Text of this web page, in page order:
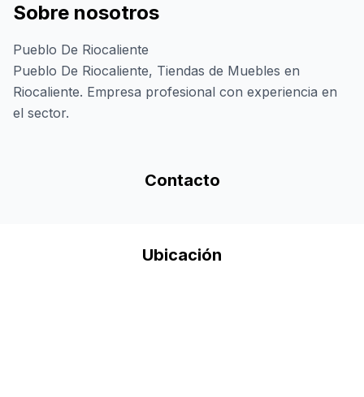
Sobre nosotros
Pueblo De Riocaliente
Pueblo De Riocaliente, Tiendas de Muebles en
Riocaliente. Empresa profesional con experiencia en
el sector.
Contacto
Ubicación